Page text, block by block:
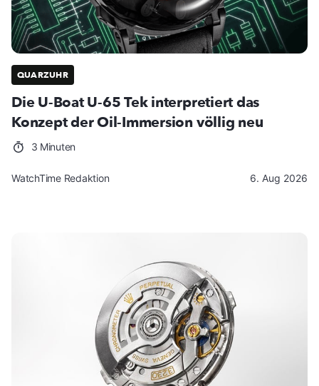
QUARZUHR
Die U-Boat U-65 Tek interpretiert das
Konzept der Oil-Immersion völlig neu
3 Minuten
WatchTime Redaktion 6. Aug 2026